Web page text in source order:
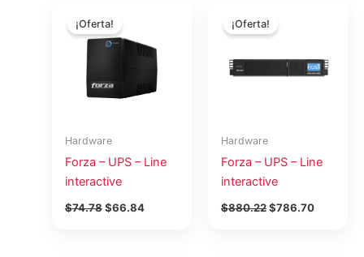
¡Oferta!
Hardware
Forza – UPS – Line
interactive
$74.78
precio
original
era:
$66.84
es:
$66.84.
¡Oferta!
Hardware
Forza – UPS – Line
interactive
$880.22
precio
original
$880.22.
$786.70
$786.70.